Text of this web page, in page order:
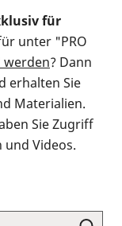
für
unter "PRO
werden? Dann
erhalten Sie
Materialien.
Sie Zugriff
Videos.